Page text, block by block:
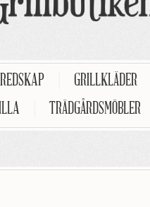
GRILLKLÄDER
TRÄDGÅRDSMÖBLER